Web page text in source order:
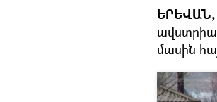
ԵՐԵՎԱՆ,
մասին